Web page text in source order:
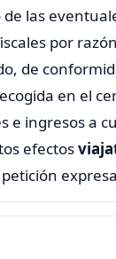
las
por
de
en el
e ingresos a
efectos